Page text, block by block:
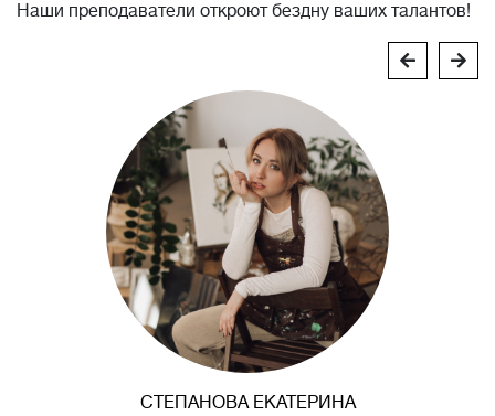
Наши преподаватели откроют бездну ваших талантов!
СТЕПАНОВА ЕКАТЕРИНА